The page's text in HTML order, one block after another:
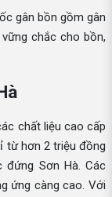
gân bồn gồm gân
chắc cho bồn,
chất liệu cao cấp
từ hơn 2 triệu đồng
Sơn Hà. Các
ứng càng cao. Với